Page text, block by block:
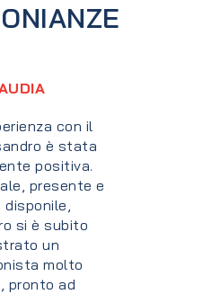
EMANUELE
rivolto al Dott.
Gismondi per
un aiuto dal punto
Dopo
di due anni di
non posso che
soddisfatto di
è stato offerto. Il
è sempre